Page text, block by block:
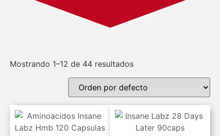
Mostrando 1–12 de 44 resultados